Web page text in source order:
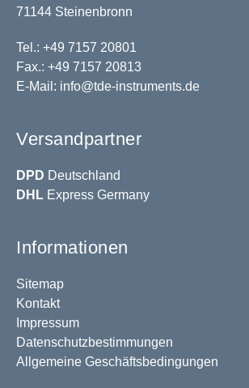
71144 Steinenbronn
Tel.: +49 7157 20801
Fax.: +49 7157 20813
E-Mail: info@tde-instruments.de
Versandpartner
DPD Deutschland
DHL Express Germany
Informationen
Sitemap
Kontakt
Impressum
Datenschutzbestimmungen
Allgemeine Geschäftsbedingungen